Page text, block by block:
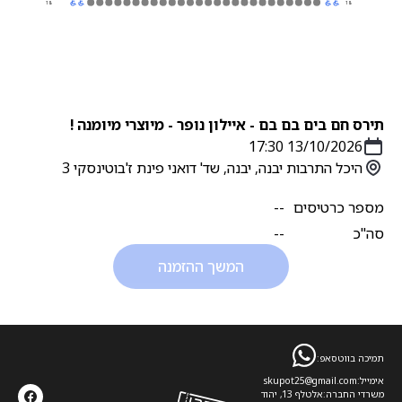
תירס חם בים בם בם - איילון נופר - מיוצרי מיומנה !
היכל התרבות יבנה, יבנה, שד' דואני פינת ז'בוטינסקי 3
13/10/2026 17:30
מספר כרטיסים --
סה''כ
--
המשך ההזמנה
18
18
תמיכה בווטסאפ:
skupot25@gmail.comאימייל:
אלטלף 13, יהודמשרדי החברה: